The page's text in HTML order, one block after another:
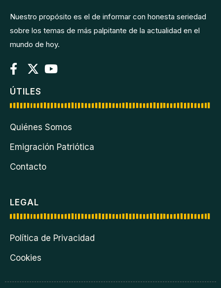
Nuestro propósito es el de informar con honesta seriedad
sobre los temas de más palpitante de la actualidad en el
mundo de hoy.
ÚTILES
Quiénes Somos
Emigración Patriótica
Contacto
LEGAL
Política de Privacidad
Cookies